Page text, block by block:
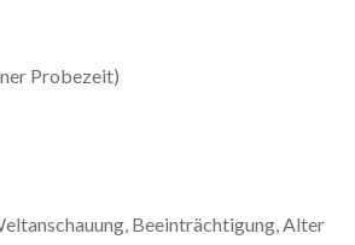
Probezeit)
Beeinträchtigung, Alter